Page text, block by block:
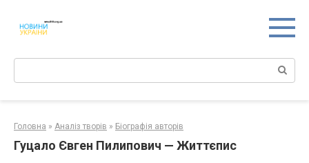
контенту
Поиск:
Головна » Аналіз творів » Біографія авторів
Гуцало Євген Пилипович — Життєпис